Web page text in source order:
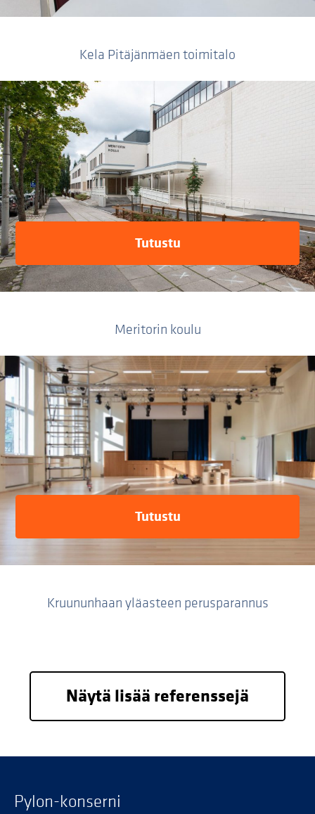
Kela Pitäjänmäen toimitalo
Tutustu
Meritorin koulu
Tutustu
Kruununhaan yläasteen perusparannus
Näytä lisää referenssejä
Pylon-konserni